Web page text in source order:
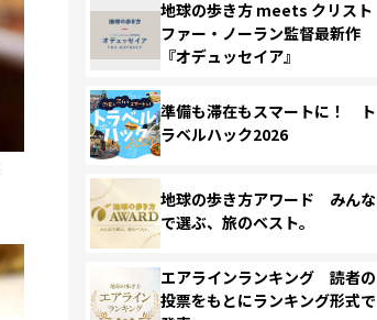
地球の歩き方 meets クリスト
ファー・ノーラン監督最新作
『オデュッセイア』
準備も滞在もスマートに！ ト
ラベルハック2026
地球の歩き方アワード みんな
で選ぶ、旅のベスト。
エアラインランキング 読者の
投票をもとにランキング形式で